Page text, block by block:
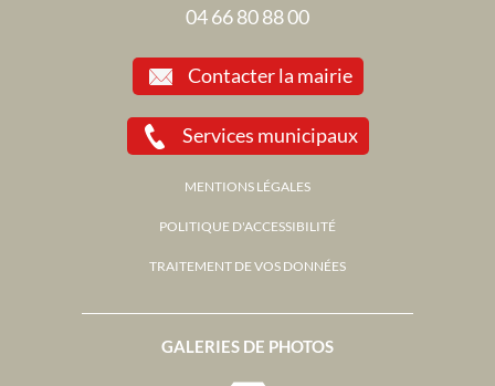
GALERIES DE PHOTOS
04 66 80 88 00
Contacter la mairie
Services municipaux
MENTIONS LÉGALES
POLITIQUE D'ACCESSIBILITÉ
TRAITEMENT DE VOS DONNÉES